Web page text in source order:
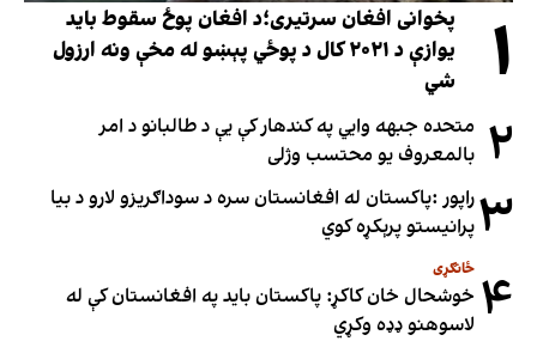
۱
پخوانی افغان سرتیری؛د افغان پوځ سقوط باید
یوازې د ۲۰۲۱ کال د پوځي پېښو له مخې ونه ارزول
شي
۲ متحده جبهه وايي په کندهار کې یې د طالبانو د امر
بالمعروف یو محتسب وژلی
۳راپور :پاکستان له افغانستان سره د سوداګریزو لارو د بیا
پرانیستو پرېکړه کوي
۴ ځانګړی
خوشحال خان کاکړ: پاکستان بايد په افغانستان کې له
لاسوهنو ډډه وکړي